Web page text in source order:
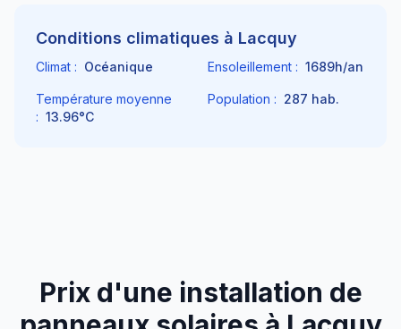
Conditions climatiques à Lacquy
Climat : Océanique Ensoleillement : 1689h/an
Température moyenne
: 13.96°C
Population : 287 hab.
Prix d'une installation de